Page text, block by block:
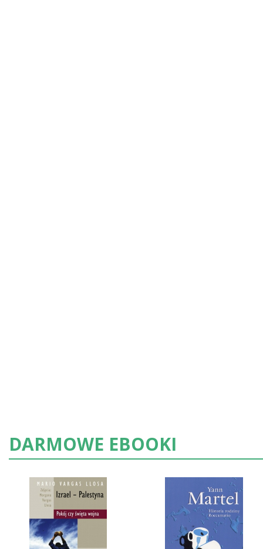
DARMOWE EBOOKI